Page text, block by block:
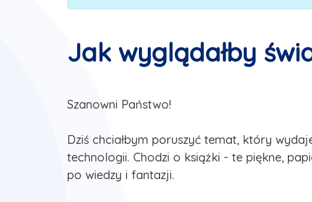
Jak wyglądałby
Szanowni Państwo!
Dziś chciałbym poruszyć temat, który
technologii. Chodzi o książki - te piękne,
po wiedzy i fantazji.